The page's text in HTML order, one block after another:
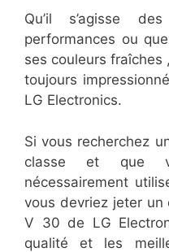
Qu’il s’agisse
performances ou
ses couleurs
toujours
LG Electronics.
Si vous recherchez
classe et que
nécessairement
vous devriez jeter un
V 30 de LG
qualité et les